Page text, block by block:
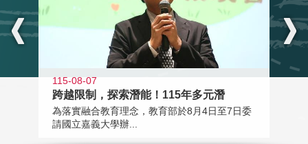
115-08-07
跨越限制，探索潛能！115年多元潛
為落實融合教育理念，教育部於8月4日至7日委
請國立嘉義大學辦...